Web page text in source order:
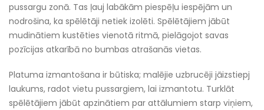
pussargu zonā. Tas ļauj labākām piespēļu iespējām un
nodrošina, ka spēlētāji netiek izolēti. Spēlētājiem jābūt
mudinātiem kustēties vienotā ritmā, pielāgojot savas
pozīcijas atkarībā no bumbas atrašanās vietas.
Platuma izmantošana ir būtiska; malējie uzbrucēji jāizstiepj
laukums, radot vietu pussargiem, lai izmantotu. Turklāt
spēlētājiem jābūt apzinātiem par attālumiem starp viņiem,